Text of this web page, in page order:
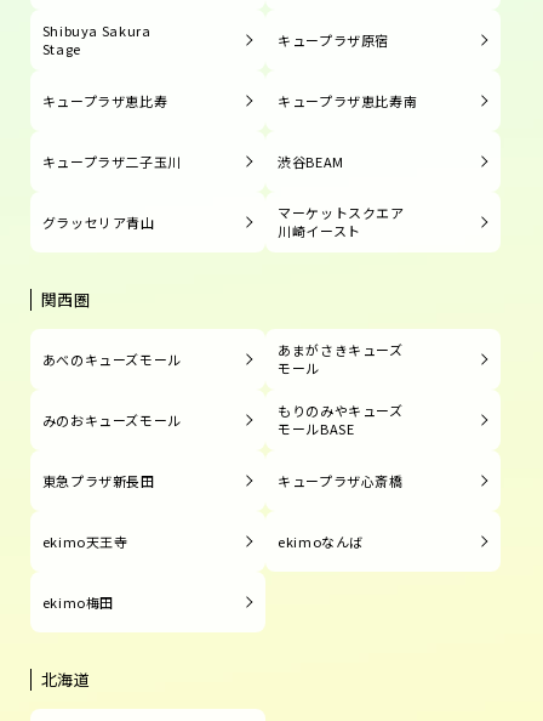
Shibuya Sakura
Stage
キュープラザ原宿
キュープラザ恵比寿 キュープラザ恵比寿南
キュープラザ二子玉川 渋谷BEAM
グラッセリア青山
マーケットスクエア
川崎イースト
関西圏
あべのキューズモール
あまがさきキューズ
モール
みのおキューズモール
もりのみやキューズ
モールBASE
東急プラザ新長田 キュープラザ心斎橋
ekimo天王寺 ekimoなんば
ekimo梅田
北海道